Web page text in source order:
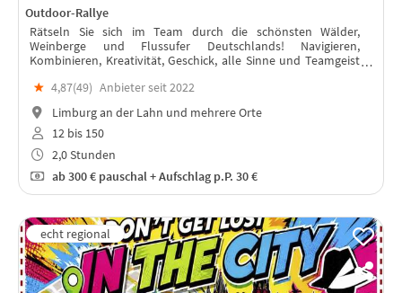
Outdoor-Rallye
Rätseln Sie sich im Team durch die schönsten Wälder,
Weinberge und Flussufer Deutschlands! Navigieren,
Kombinieren, Kreativität, Geschick, alle Sinne und Teamgeist
★ 4,87(49) Anbieter seit 2022
Limburg an der Lahn und mehrere Orte
12 bis 150
2,0 Stunden
ab300 € pauschal + Aufschlag p.P. 30 €